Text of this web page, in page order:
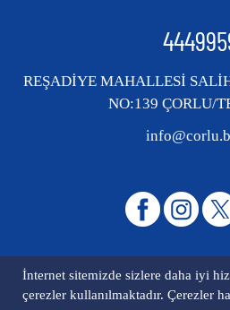
İnternet sitemizde sizlere daha iyi
çerezler kullanılmaktadır. Çerezler
REŞADİYE MAHALLESİ
NO:139 ÇORLU/